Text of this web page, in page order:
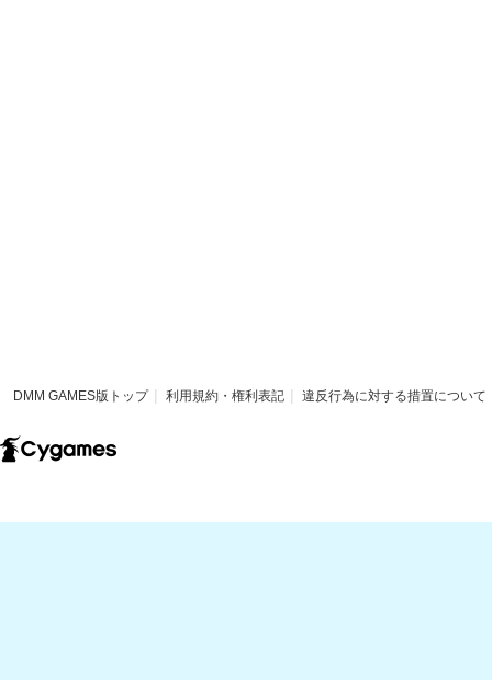
DMM GAMES版トップ 利用規約・権利表記 違反行為に対する措置について